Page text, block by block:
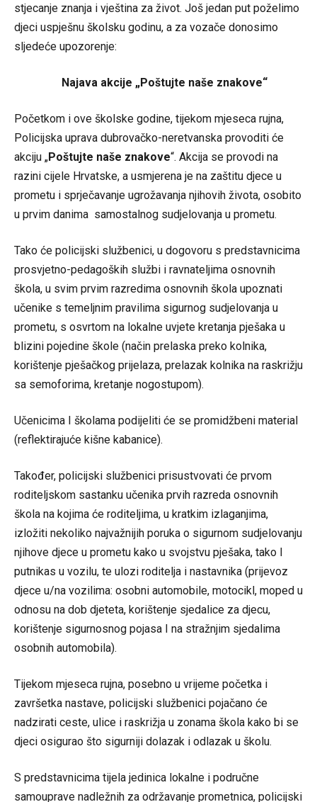
stjecanje znanja i vještina za život. Još jedan put poželimo
djeci uspješnu školsku godinu, a za vozače donosimo
sljedeće upozorenje:
Najava akcije „Poštujte naše znakove“
Početkom i ove školske godine, tijekom mjeseca rujna,
Policijska uprava dubrovačko-neretvanska provoditi će
akciju „Poštujte naše znakove“. Akcija se provodi na
razini cijele Hrvatske, a usmjerena je na zaštitu djece u
prometu i sprječavanje ugrožavanja njihovih života, osobito
u prvim danima samostalnog sudjelovanja u prometu.
Tako će policijski službenici, u dogovoru s predstavnicima
prosvjetno-pedagoških službi i ravnateljima osnovnih
škola, u svim prvim razredima osnovnih škola upoznati
učenike s temeljnim pravilima sigurnog sudjelovanja u
prometu, s osvrtom na lokalne uvjete kretanja pješaka u
blizini pojedine škole (način prelaska preko kolnika,
korištenje pješačkog prijelaza, prelazak kolnika na raskrižju
sa semoforima, kretanje nogostupom).
Učenicima I školama podijeliti će se promidžbeni material
(reflektirajuće kišne kabanice).
Također, policijski službenici prisustvovati će prvom
roditeljskom sastanku učenika prvih razreda osnovnih
škola na kojima će roditeljima, u kratkim izlaganjima,
izložiti nekoliko najvažnijih poruka o sigurnom sudjelovanju
njihove djece u prometu kako u svojstvu pješaka, tako I
putnikas u vozilu, te ulozi roditelja i nastavnika (prijevoz
djece u/na vozilima: osobni automobile, motocikl, moped u
odnosu na dob djeteta, korištenje sjedalice za djecu,
korištenje sigurnosnog pojasa I na stražnjim sjedalima
osobnih automobila).
Tijekom mjeseca rujna, posebno u vrijeme početka i
završetka nastave, policijski službenici pojačano će
nadzirati ceste, ulice i raskrižja u zonama škola kako bi se
djeci osigurao što sigurniji dolazak i odlazak u školu.
S predstavnicima tijela jedinica lokalne i područne
samouprave nadležnih za održavanje prometnica, policijski